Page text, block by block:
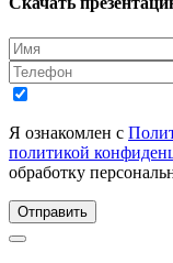
Я ознакомлен с
политикой
обработку
Отправить